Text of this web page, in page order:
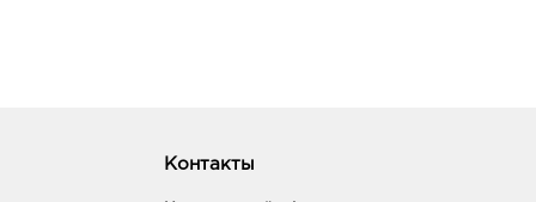
Контакты